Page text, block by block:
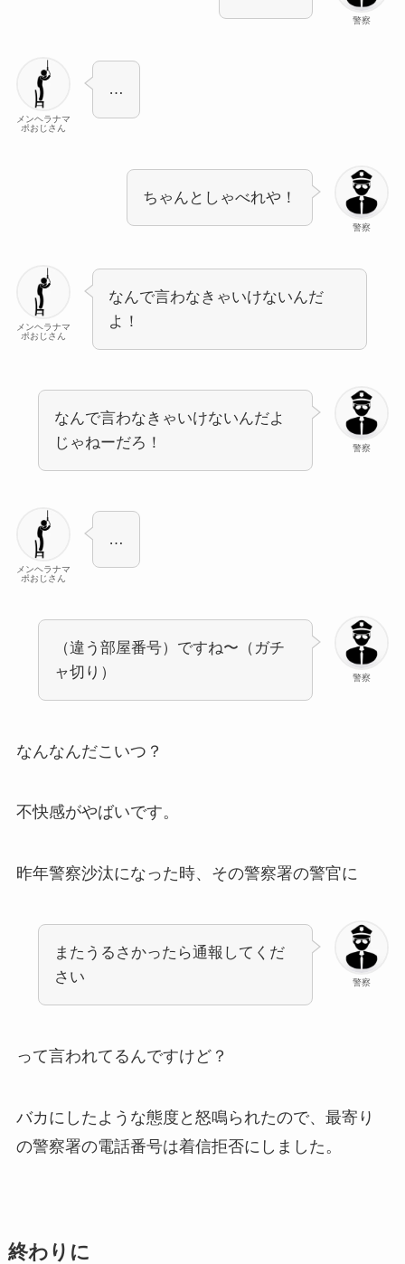
警察
メンヘラナマ
ポおじさん
…
警察
ちゃんとしゃべれや！
メンヘラナマ
ポおじさん
なんで言わなきゃいけないんだ
よ！
警察
なんで言わなきゃいけないんだよ
じゃねーだろ！
メンヘラナマ
ポおじさん
…
警察
（違う部屋番号）ですね〜（ガチ
ャ切り）
なんなんだこいつ？
不快感がやばいです。
昨年警察沙汰になった時、その警察署の警官に
警察
またうるさかったら通報してくだ
さい
って言われてるんですけど？
バカにしたような態度と怒鳴られたので、最寄り
の警察署の電話番号は着信拒否にしました。
終わりに